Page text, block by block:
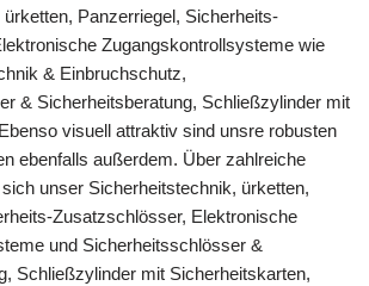
Panzerriegel, Sicherheits-
Zugangskontrollsysteme wie
& Einbruchschutz,
& Sicherheitsberatung, Schließzylinder mit
visuell attraktiv sind unsre robusten
ebenfalls außerdem. Über zahlreiche
unser Sicherheitstechnik, ürketten,
Zusatzschlösser, Elektronische
und Sicherheitsschlösser &
Schließzylinder mit Sicherheitskarten,